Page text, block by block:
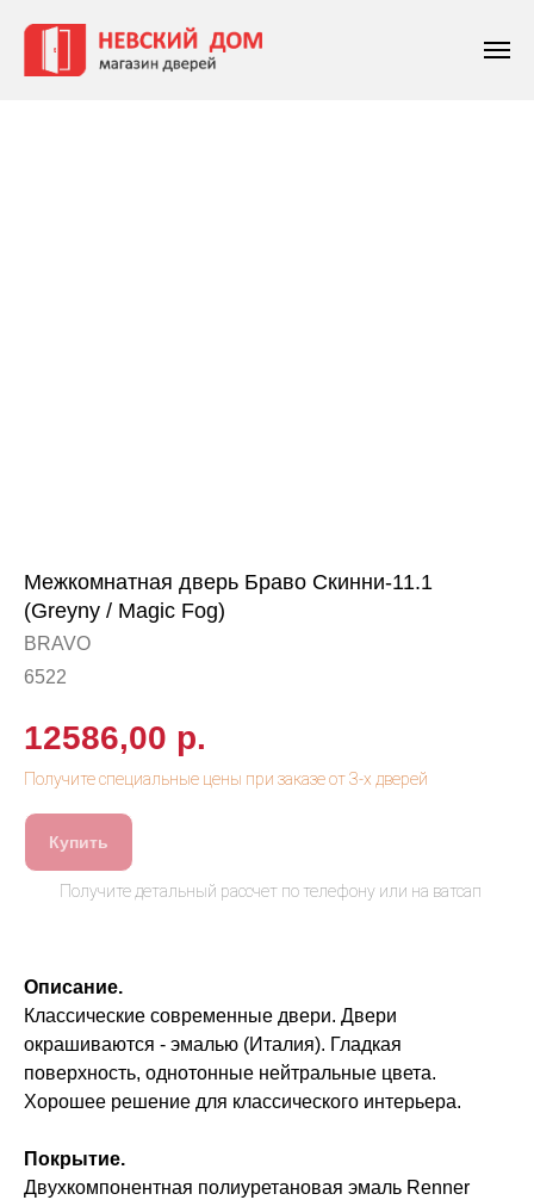
Межкомнатная дверь Браво Скинни-11.1
(Greyny / Magic Fog)
BRAVO
6522
12586,00 р.
Купить
Описание.
Классические современные двери. Двери
окрашиваются - эмалью (Италия). Гладкая
поверхность, однотонные нейтральные цвета.
Хорошее решение для классического интерьера.
Покрытие.
Двухкомпонентная полиуретановая эмаль Renner